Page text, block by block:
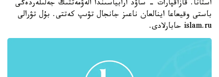
استانا. قازاقپارات - ساۋد ارابياسىندا الەۋمەتتىك جەلىلەردەگى
باستى وقيعاعا اينالعان ناعىز جانجال تۋىپ كەتتى. بۇل تۋرالى
islam.ru حابارلادى.